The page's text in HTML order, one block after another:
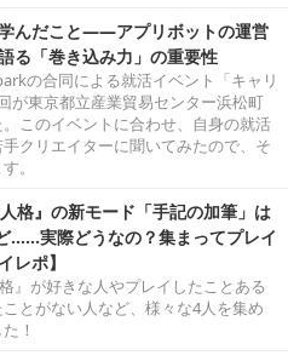
んだこと――アプリボットの運営
る「巻き込み力」の重要性
の合同による就活イベント「キャリ
が東京都立産業貿易センター浜松町
このイベントに合わせ、自身の就活
クリエイターに聞いてみたので、そ
。
格』の新モード「手記の加筆」は
……実際どうなの？集まってプレイ
レポ】
』が好きな人やプレイしたことある
とがない人など、様々な4人を集め
！